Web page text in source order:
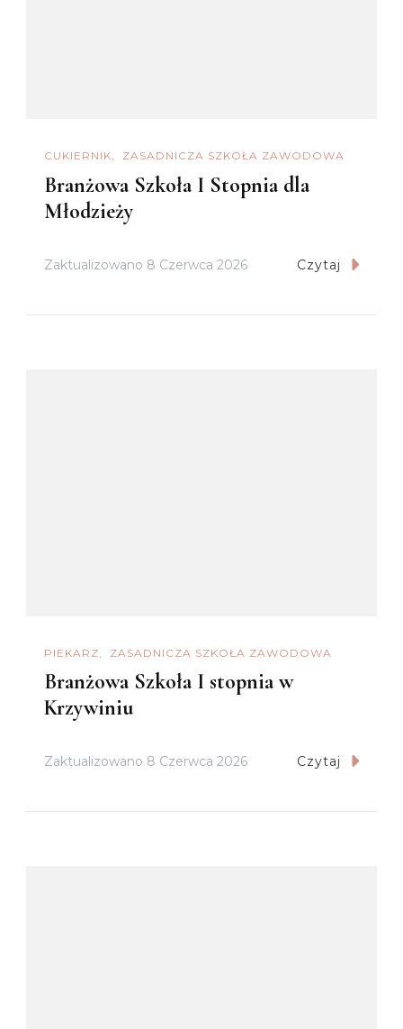
CUKIERNIK ZASADNICZA SZKOŁA ZAWODOWA
Branżowa Szkoła I Stopnia dla
Młodzieży
Zaktualizowano 8 Czerwca 2026 Czytaj
PIEKARZ ZASADNICZA SZKOŁA ZAWODOWA
Branżowa Szkoła I stopnia w
Krzywiniu
Zaktualizowano 8 Czerwca 2026 Czytaj